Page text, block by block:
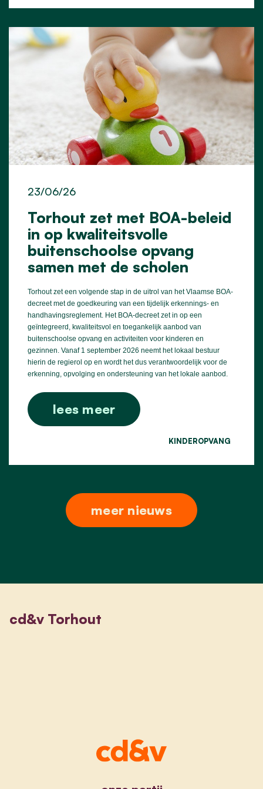
Torhout zet met BOA-beleid
in op kwaliteitsvolle
buitenschoolse opvang
samen met de scholen
23/06/26
Torhout zet een volgende stap in de uitrol van het Vlaamse BOA-
decreet met de goedkeuring van een tijdelijk erkennings- en
handhavingsreglement. Het BOA-decreet zet in op een
geïntegreerd, kwaliteitsvol en toegankelijk aanbod van
buitenschoolse opvang en activiteiten voor kinderen en
gezinnen. Vanaf 1 september 2026 neemt het lokaal bestuur
hierin de regierol op en wordt het dus verantwoordelijk voor de
erkenning, opvolging en ondersteuning van het lokale aanbod.
lees meer
KINDEROPVANG
meer nieuws
cd&v Torhout